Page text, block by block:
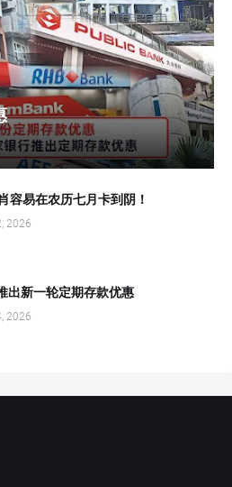
容易在农历七月卡到阴！
2026
出新一轮定期存款优惠
2026